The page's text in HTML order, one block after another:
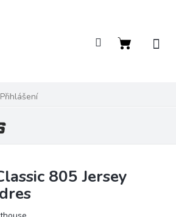
Přihlášení
Nákupní
805 Jersey